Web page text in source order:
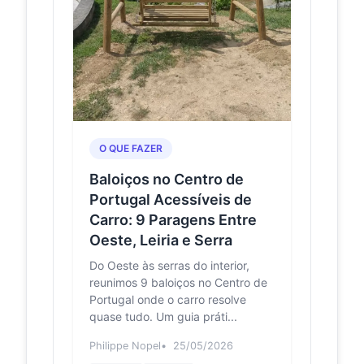
Praia do Norte,
Portugal
★★★★★ · Scenic spot
Miradouro da
Ribeira das Cabras
lifecooler.com
Junto à estrada que atravessa a
miradouro é um recanto muito
Miradouro da Ribeira
das Cabras
(Paisagens narradas
a partir de Terra)
odyssea.eu
O Miradouro da Ribeira das Cabras
situa-se na costa norte da ilha,
oferecendo uma impressionante
vista panorâmica sobre...
File:Miradouro
commons.wikimedia.org
O QUE FAZER
Baloiços no Centro de
Portugal Acessíveis de
Carro: 9 Paragens Entre
Oeste, Leiria e Serra
Do Oeste às serras do interior,
reunimos 9 baloiços no Centro de
Portugal onde o carro resolve
quase tudo. Um guia práti...
Philippe Nopel 25/05/2026